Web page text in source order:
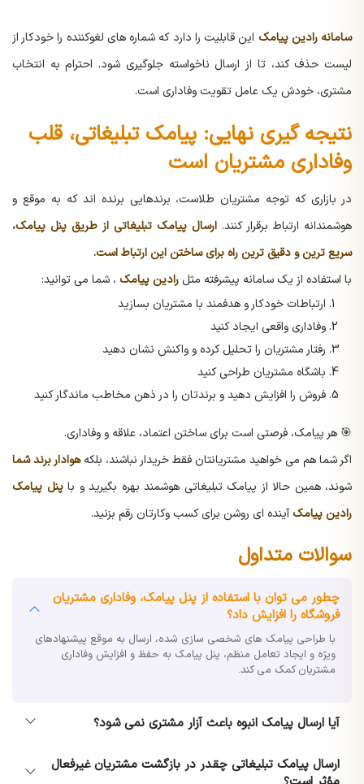
سامانه رادین پیامک این قابلیت را دارد که شماره های لغوکننده را خودکار از
لیست حذف کند، تا از ارسال ناخواسته جلوگیری شود. احترام به انتخاب
مشتری، خودش یک عامل تقویت وفاداری است.
نتیجه گیری نهایی: پیامک تبلیغاتی، قلب
وفاداری مشتریان است
در بازاری که توجه مشتریان طلاست، برندهایی برنده اند که به موقع و
هوشمندانه ارتباط برقرار کنند. ارسال پیامک تبلیغاتی از طریق پنل پیامک،
سریع ترین و دقیق ترین راه برای ساختن این ارتباط است.
با استفاده از یک سامانه پیشرفته مثل رادین پیامک ، شما می توانید:
ارتباطات خودکار و هدفمند با مشتریان بسازید
وفاداری واقعی ایجاد کنید
رفتار مشتریان را تحلیل کرده و واکنش نشان دهید
باشگاه مشتریان طراحی کنید
فروش را افزایش دهید و برندتان را در ذهن مخاطب ماندگار کنید
🎯 هر پیامک، فرصتی است برای ساختن اعتماد، علاقه و وفاداری.
اگر شما هم می خواهید مشتریانتان فقط خریدار نباشند، بلکههوادار برند شما
شوند، همین حالا از پیامک تبلیغاتی هوشمند بهره بگیرید و باپنل پیامک
رادین پیامک آینده ای روشن برای کسب وکارتان رقم بزنید.
سوالات متداول
چطور می توان با استفاده از پنل پیامک، وفاداری مشتریان
فروشگاه را افزایش داد؟
با طراحی پیامک های شخصی سازی شده، ارسال به موقع پیشنهادهای
ویژه و ایجاد تعامل منظم، پنل پیامک به حفظ و افزایش وفاداری
مشتریان کمک می کند.
آیا ارسال پیامک انبوه باعث آزار مشتری نمی شود؟
ارسال پیامک تبلیغاتی چقدر در بازگشت مشتریان غیرفعال